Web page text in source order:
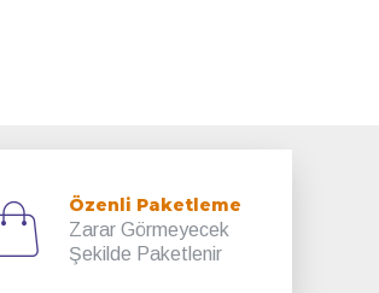
Özenli Paketleme
Zarar Görmeyecek
Şekilde Paketlenir